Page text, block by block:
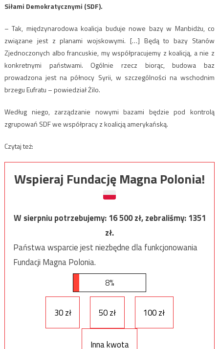
Siłami Demokratycznymi (SDF).
– Tak, międzynarodowa koalicja buduje nowe bazy w Manbidżu, co
związane jest z planami wojskowymi. […] Będą to bazy Stanów
Zjednoczonych albo francuskie, my współpracujemy z koalicją, a nie z
konkretnymi państwami. Ogólnie rzecz biorąc, budowa baz
prowadzona jest na północy Syrii, w szczególności na wschodnim
brzegu Eufratu – powiedział Żilo.
Według niego, zarządzanie nowymi bazami będzie pod kontrolą
zgrupowań SDF we współpracy z koalicją amerykańską.
Czytaj też:
Wspieraj Fundację Magna Polonia!
W sierpniu potrzebujemy:16 500zł, zebraliśmy:1351
zł.
Państwa wsparcie jest niezbędne dla funkcjonowania
Fundacji Magna Polonia.
8%
30 zł 50 zł 100 zł
Inna kwota